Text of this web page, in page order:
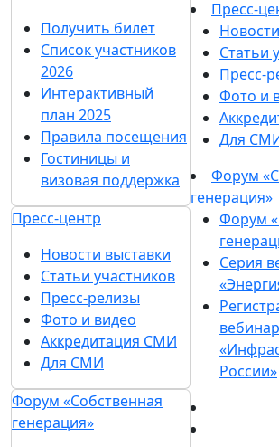
Получить билет
Список участников
2026
Интерактивный
план 2025
Правила посещения
Гостиницы и
визовая поддержка
Пресс-центр
Новости выставки
Статьи участников
Пресс-релизы
Фото и видео
Аккредитация СМИ
Для СМИ
Форум «Собственная
генерация»
Пресс-
Статьи
Пресс-
Фото и
Для
Форум
генерация»
Форум
Серия
вебинар
России»